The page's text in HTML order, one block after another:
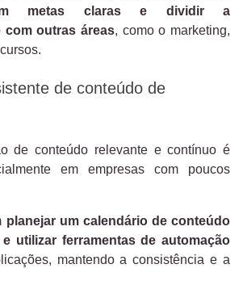
metas claras e dividir a
com outras áreas, como o marketing,
de conteúdo de
de conteúdo relevante e contínuo é
em empresas com poucos
planejar um calendário de conteúdo
utilizar ferramentas de automação
mantendo a consistência e a